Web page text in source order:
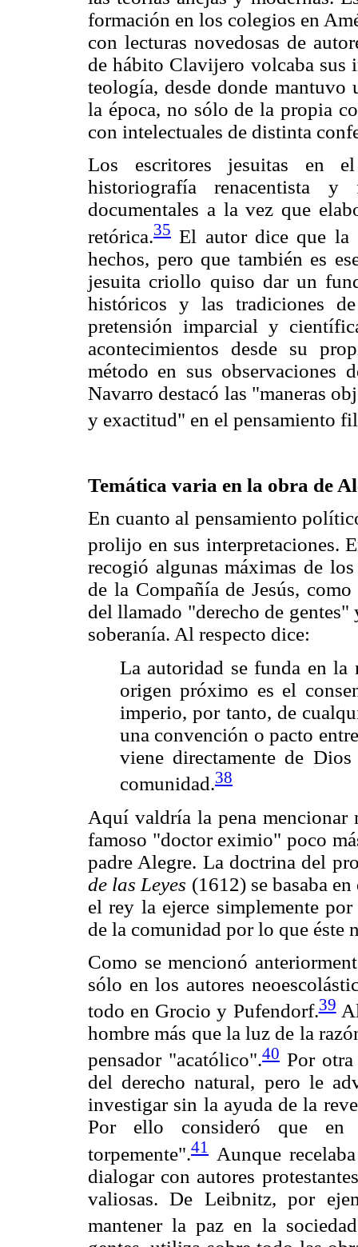
formación en los colegios en
con lecturas novedosas de
de hábito Clavijero volcaba sus
teología, desde donde
la época, no sólo de la propia
con intelectuales de distinta
Los escritores jesuitas en
historiografía renacentista
documentales a la vez que
retórica.35 El autor dice que la
hechos, pero que también es
jesuita criollo quiso dar un
históricos y las tradiciones
pretensión imparcial y
acontecimientos desde su
método en sus observaciones
Navarro destacó las "maneras
y exactitud" en el pensamiento
Temática varia en la obra de
En cuanto al pensamiento
prolijo en sus interpretaciones.
recogió algunas máximas de
de la Compañía de Jesús,
del llamado "derecho de
soberanía. Al respecto dice:
La autoridad se funda en la
origen próximo es el
imperio, por tanto, de
una convención o pacto
viene directamente de
comunidad.38
Aquí valdría la pena mencionar
famoso "doctor eximio" poco
padre Alegre. La doctrina del
de las Leyes (1612) se basaba
el rey la ejerce simplemente
de la comunidad por lo que éste
Como se mencionó
sólo en los autores
todo en Grocio y Pufendorf.39
hombre más que la luz de la
pensador "acatólico".40 Por
del derecho natural, pero le
investigar sin la ayuda de la
Por ello consideró que en
torpemente".41 Aunque
dialogar con autores
valiosas. De Leibnitz, por
mantener la paz en la